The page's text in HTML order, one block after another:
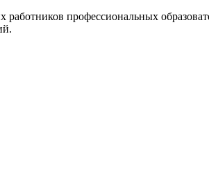
работников профессиональных